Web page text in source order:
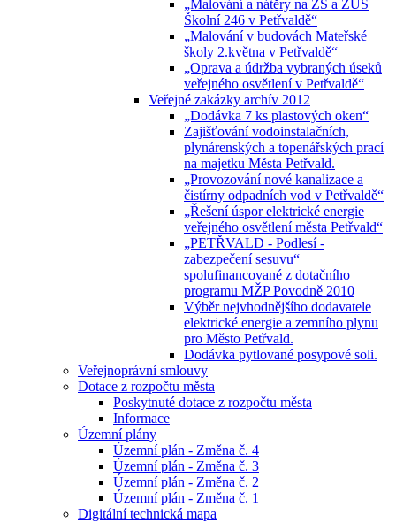
„Malování a nátěry na ZŠ a ZÚŠ
Školní 246 v Petřvaldě“
„Malování v budovách Mateřské
školy 2.května v Petřvaldě“
„Oprava a údržba vybraných úseků
veřejného osvětlení v Petřvaldě“
Veřejné zakázky archív 2012
„Dodávka 7 ks plastových oken“
Zajišťování vodoinstalačních,
plynárenských a topenářských prací
na majetku Města Petřvald.
„Provozování nové kanalizace a
čistírny odpadních vod v Petřvaldě“
„Řešení úspor elektrické energie
veřejného osvětlení města Petřvald“
„PETŘVALD - Podlesí -
zabezpečení sesuvu“
spolufinancované z dotačního
programu MŽP Povodně 2010
Výběr nejvhodnějšího dodavatele
elektrické energie a zemního plynu
pro Město Petřvald.
Dodávka pytlované posypové soli.
Veřejnoprávní smlouvy
Dotace z rozpočtu města
Poskytnuté dotace z rozpočtu města
Informace
Územní plány
Územní plán - Změna č. 4
Územní plán - Změna č. 3
Územní plán - Změna č. 2
Územní plán - Změna č. 1
Digitální technická mapa